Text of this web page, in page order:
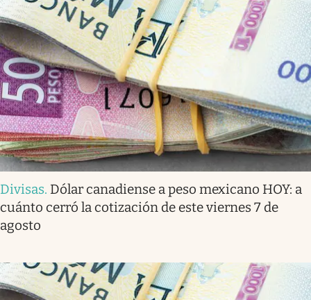
Divisas. Dólar canadiense a peso mexicano HOY: a
cuánto cerró la cotización de este viernes 7 de
agosto